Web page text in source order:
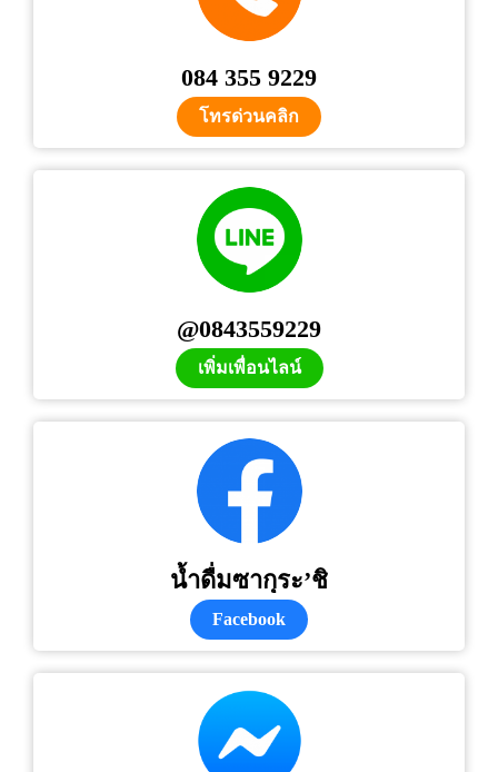
084 355 9229
โทรด่วนคลิก
@0843559229
เพิ่มเพื่อนไลน์
น้ำดื่มซากุระ’ชิ
Facebook